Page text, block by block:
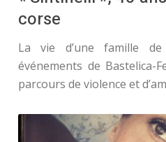
corse
La vie d’une famille
événements de Bastelica-
parcours de violence et